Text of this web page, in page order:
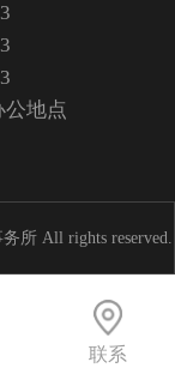
地点
所 All rights reserved.
联系